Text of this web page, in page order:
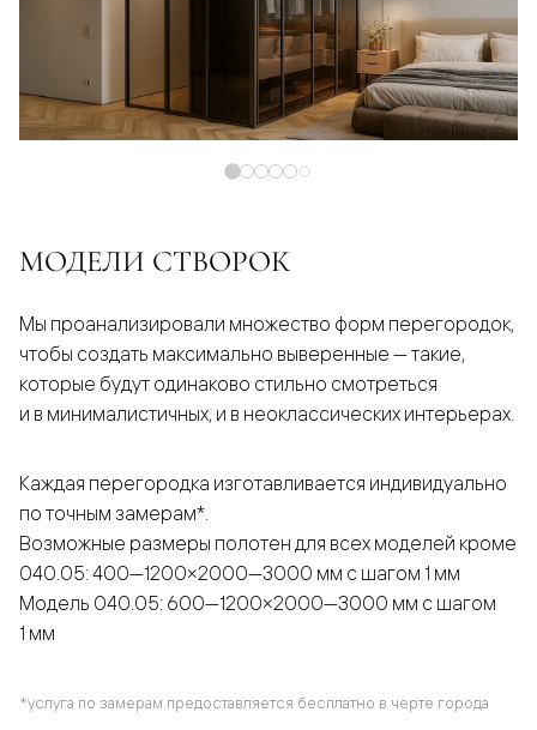
МОДЕЛИ СТВОРОК
Мы проанализировали множество форм перегородок,
чтобы создать максимально выверенные — такие,
которые будут одинаково стильно смотреться
и в минималистичных, и в неоклассических интерьерах.
Каждая перегородка изготавливается индивидуально
по точным замерам*.
Возможные размеры полотен для всех моделей кроме
040.05: 400—1200×2000—3000 мм с шагом 1 мм
Модель 040.05: 600—1200×2000—3000 мм с шагом
1 мм
*услуга по замерам предоставляется бесплатно в черте города